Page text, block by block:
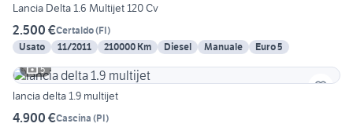
Lancia Delta 1.6 Multijet 120 Cv
2.500 €Certaldo(FI)
Usato
11/2011 210000 Km Diesel Manuale
Euro 5
5
lancia delta 1.9 multijet
4.900 €Cascina (PI)